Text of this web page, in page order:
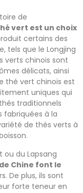
de
vert est un choix
certains des
tels que le Longjing
verts chinois sont
délicats, ainsi
thé vert chinois est
uniques qui
traditionnels
fabriquées à la
de thés verts à
ou du Lapsang
Chine font le
De plus, ils sont
forte teneur en